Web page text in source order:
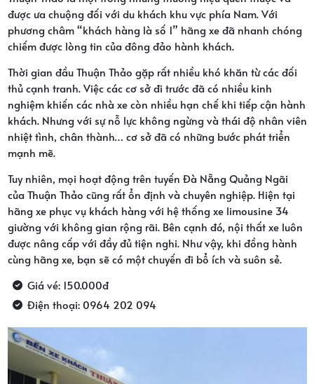
được ưa chuộng đối với du khách khu vực phía Nam. Với
phương châm “khách hàng là số 1” hãng xe đã nhanh chóng
chiếm được lòng tin của đông đảo hành khách.
Thời gian đầu Thuận Thảo gặp rất nhiều khó khăn từ các đối
thủ cạnh tranh. Việc các cơ sở đi trước đã có nhiều kinh
nghiệm khiến các nhà xe còn nhiều hạn chế khi tiếp cận hành
khách. Nhưng với sự nỗ lực không ngừng và thái độ nhân viên
nhiệt tình, chân thành… cơ sở đã có những bước phát triển
mạnh mẽ.
Tuy nhiên, mọi hoạt động trên tuyến Đà Nẵng Quảng Ngãi
của Thuận Thảo cũng rất ổn định và chuyên nghiệp. Hiện tại
hãng xe phục vụ khách hàng với hệ thống xe limousine 34
giường với không gian rộng rãi. Bên cạnh đó, nội thất xe luôn
được nâng cấp với đầy đủ tiện nghi. Như vậy, khi đồng hành
cùng hãng xe, bạn sẽ có một chuyến đi bổ ích và suôn sẻ.
Giá vé: 150.000đ
Điện thoại: 0964 202 094